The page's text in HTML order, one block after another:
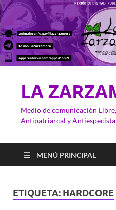
LA
Medio de comunicación
Antipatriarcal y Antiespecista
MENÚ PRINCIPAL
ETIQUETA: HARDCORE